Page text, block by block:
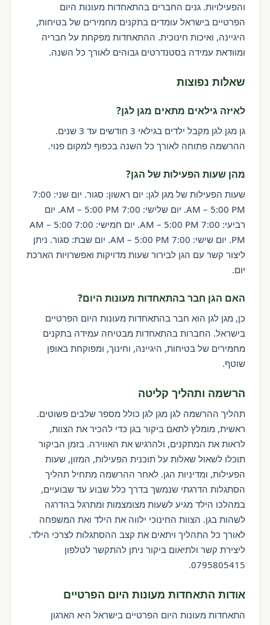
והפעילויות. גנים החברים בהתאחדות מעונות היום
הפרטיים בישראל עומדים בתקנים מחמירים של בטיחות,
היגיינה, ואיכות חינוכית. ההתאחדות מפקחת על חבריה
ומוודאת עמידה בסטנדרטים גבוהים לאורך כל השנה.
שאלות נפוצות
לאיזה גילאים מתאים מגן לגן?
גן מגן לגן מקבל ילדים בגילאי 3 חודשים עד 3 שנים.
ההרשמה פתוחה לאורך כל השנה בכפוף למקום פנוי.
מהן שעות הפעילות של הגן?
שעות הפעילות של מגן לגן: יום ראשון: סגור. יום שני: 7:00
AM – 5:00 PM. יום שלישי: 7:00 AM – 5:00 PM. יום
רביעי: 7:00 AM – 5:00 PM. יום חמישי: 7:00 AM – 5:00
PM. יום שישי: 7:00 AM – 5:00 PM. יום שבת: סגור. ניתן
ליצור קשר עם הגן לבירור שעות מדויקות ואפשרויות הארכת
יום.
האם הגן חבר בהתאחדות מעונות היום?
כן, מגן לגן הוא חבר בהתאחדות מעונות היום הפרטיים
בישראל. החברות בהתאחדות מבטיחה עמידה בתקנים
מחמירים של בטיחות, היגיינה, וחינוך, ומפוקחת באופן
שוטף.
הרשמה ותהליך קליטה
תהליך ההרשמה לגן מגן לגן כולל מספר שלבים פשוטים.
ראשית, מומלץ לתאם ביקור בגן כדי להכיר את הצוות,
לראות את המתקנים, ולהרגיש את האווירה. בזמן הביקור
תוכלו לשאול שאלות על תוכנית הפעילות, המזון, שעות
הפעילות, ומדיניות הגן. לאחר ההרשמה מתחיל תהליך
הסתגלות הדרגתי שנמשך בדרך כלל שבוע עד שבועיים,
במהלכו הילד מגיע לשעות מצומצמות ומתרגל בהדרגה
לשהות בגן. הצוות החינוכי ילווה את הילד ואת המשפחה
לאורך כל התהליך ויתאים את קצב ההסתגלות לצרכי הילד.
ליצירת קשר ולתיאום ביקור ניתן להתקשר לטלפון
0795805415.
אודות התאחדות מעונות היום הפרטיים
התאחדות מעונות היום הפרטיים בישראל היא הארגון